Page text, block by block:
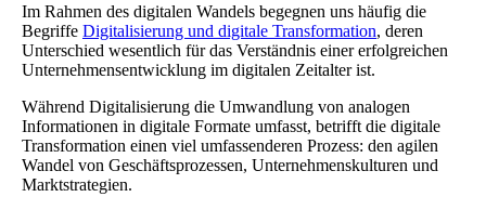
Im Rahmen des digitalen Wandels begegnen uns häufig die
Begriffe Digitalisierung und digitale Transformation, deren
Unterschied wesentlich für das Verständnis einer erfolgreichen
Unternehmensentwicklung im digitalen Zeitalter ist.
Während Digitalisierung die Umwandlung von analogen
Informationen in digitale Formate umfasst, betrifft die digitale
Transformation einen viel umfassenderen Prozess: den agilen
Wandel von Geschäftsprozessen, Unternehmenskulturen und
Marktstrategien.